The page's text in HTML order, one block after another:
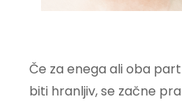
Če za enega ali oba
biti hranljiv, se začne